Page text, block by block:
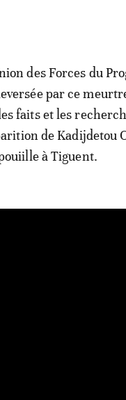
des Forces du
par ce
faits et les
de Kadijdetou
à Tiguent.